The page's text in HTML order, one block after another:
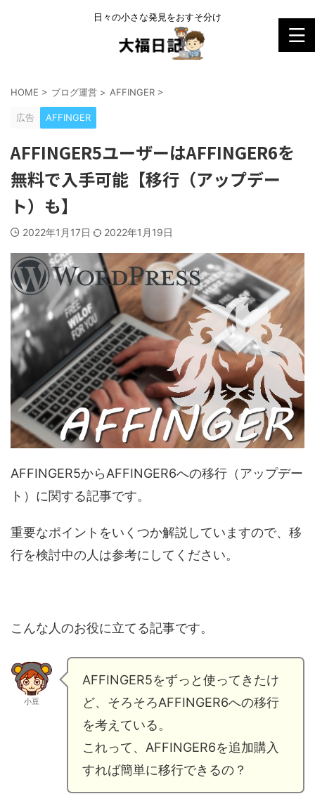
日々の小さな発見をおすそ分け
HOME > ブログ運営 > AFFINGER >
広告 AFFINGER
AFFINGER5ユーザーはAFFINGER6を
無料で入手可能【移行（アップデー
ト）も】
2022年1月17日 2022年1月19日
AFFINGER5からAFFINGER6への移行（アップデー
ト）に関する記事です。
重要なポイントをいくつか解説していますので、移
行を検討中の人は参考にしてください。
こんな人のお役に立てる記事です。
小豆
AFFINGER5をずっと使ってきたけ
ど、そろそろAFFINGER6への移行
を考えている。
これって、AFFINGER6を追加購入
すれば簡単に移行できるの？